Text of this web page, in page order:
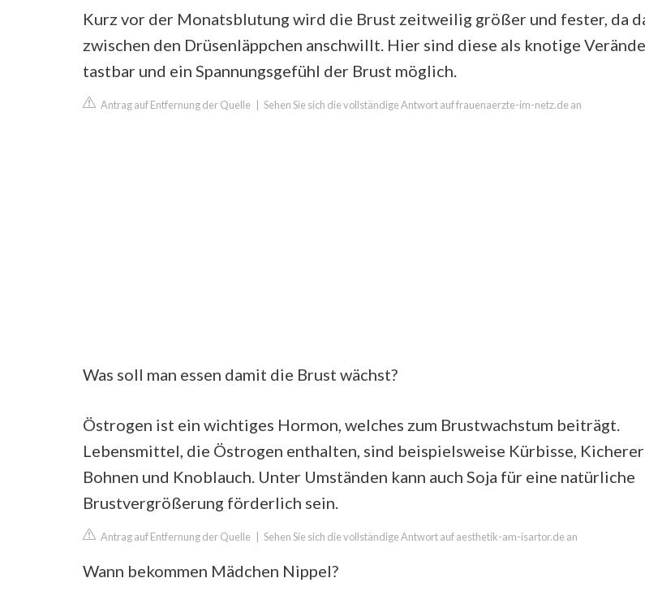
Kurz vor der Monatsblutung wird die Brust zeitweilig größer und fester, da
zwischen den Drüsenläppchen anschwillt. Hier sind diese als knotige
tastbar und ein Spannungsgefühl der Brust möglich.
Antrag auf Entfernung der Quelle Sehen Sie sich die vollständige Antwort auf frauenaerzte-im-netz.de an
Was soll man essen damit die Brust wächst?
Östrogen ist ein wichtiges Hormon, welches zum Brustwachstum beiträgt.
Lebensmittel, die Östrogen enthalten, sind beispielsweise Kürbisse,
Bohnen und Knoblauch. Unter Umständen kann auch Soja für eine natürliche
Brustvergrößerung förderlich sein.
Antrag auf Entfernung der Quelle Sehen Sie sich die vollständige Antwort auf aesthetik-am-isartor.de an
Wann bekommen Mädchen Nippel?